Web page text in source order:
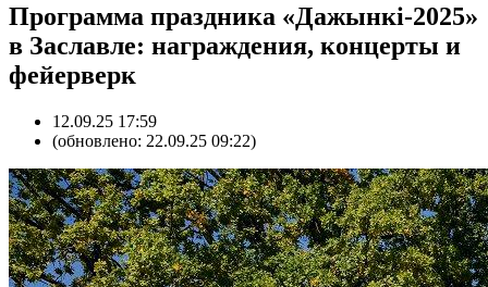
Программа праздника «Дажынкi-2025»
в Заславле: награждения, концерты и
фейерверк
12.09.25 17:59
(обновлено: 22.09.25 09:22)